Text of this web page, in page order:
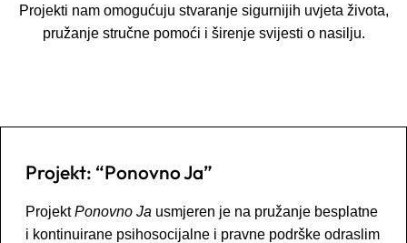
Projekti nam omogućuju stvaranje sigurnijih uvjeta života,
pružanje stručne pomoći i širenje svijesti o nasilju.
Projekt: “Ponovno Ja”
ProjektPonovno Ja usmjeren je na pružanje besplatne
i kontinuirane psihosocijalne i pravne podrške odraslim